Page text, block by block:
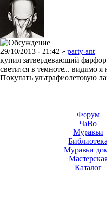
29/10/2013 - 21:42 » party-ant
купил затвердевающий
светится в темноте... видимо
Покупать ультрафиолетовую
Форум
ЧаВо
Муравьи
Муравьи
Мастерская
Каталог